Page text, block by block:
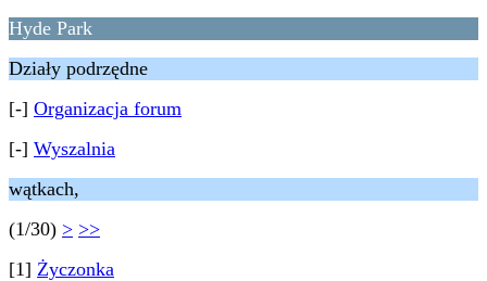
Hyde Park
Działy podrzędne
[-] Organizacja forum
[-] Wyszalnia
wątkach,
(1/30) > >>
[1] Życzonka